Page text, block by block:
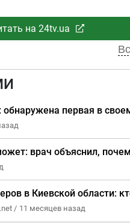
на 24tv.ua
первая в
врач объяснил,
в Киевской области:
/ 11 месяцев назад